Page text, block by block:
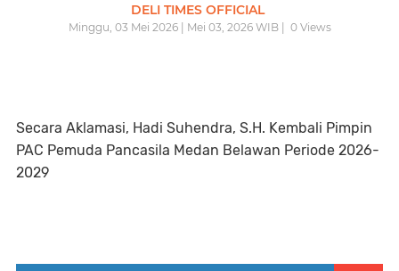
DELI TIMES OFFICIAL
Minggu, 03 Mei 2026 | Mei 03, 2026 WIB | 0Views
Secara Aklamasi, Hadi Suhendra, S.H. Kembali Pimpin
PAC Pemuda Pancasila Medan Belawan Periode 2026-
2029